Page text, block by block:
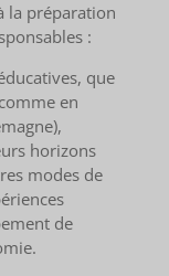
la préparation
:
que
en
horizons
modes de
de